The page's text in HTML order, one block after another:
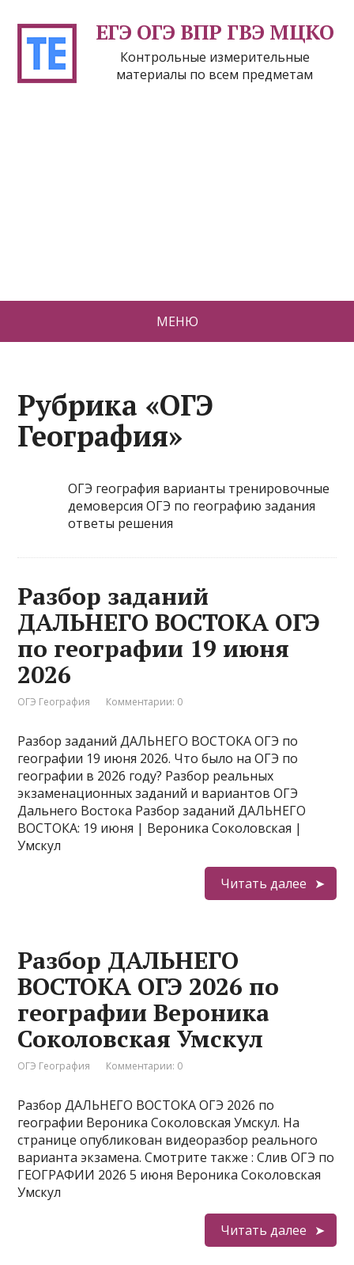
ЕГЭ ОГЭ ВПР ГВЭ МЦКО
Контрольные измерительные
материалы по всем предметам
МЕНЮ
Рубрика «ОГЭ
География»
ОГЭ география варианты тренировочные
демоверсия ОГЭ по географию задания
ответы решения
Разбор заданий
ДАЛЬНЕГО ВОСТОКА ОГЭ
по географии 19 июня
2026
ОГЭ География Комментарии: 0
Разбор заданий ДАЛЬНЕГО ВОСТОКА ОГЭ по
географии 19 июня 2026. Что было на ОГЭ по
географии в 2026 году? Разбор реальных
экзаменационных заданий и вариантов ОГЭ
Дальнего Востока Разбор заданий ДАЛЬНЕГО
ВОСТОКА: 19 июня | Вероника Соколовская |
Умскул
Читать далее
Разбор ДАЛЬНЕГО
ВОСТОКА ОГЭ 2026 по
географии Вероника
Соколовская Умскул
ОГЭ География Комментарии: 0
Разбор ДАЛЬНЕГО ВОСТОКА ОГЭ 2026 по
географии Вероника Соколовская Умскул. На
странице опубликован видеоразбор реального
варианта экзамена. Смотрите также : Слив ОГЭ по
ГЕОГРАФИИ 2026 5 июня Вероника Соколовская
Умскул
Читать далее